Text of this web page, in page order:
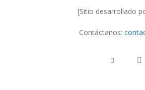
[Sitio desarrollado
Contáctanos: